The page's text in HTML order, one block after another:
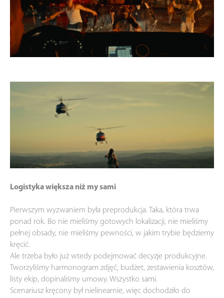
Logistyka większa niż my sami
Pierwszym wyzwaniem była preprodukcja. Taka, która trwa
ponad rok. Bo nie mieliśmy gotowych lokalizacji, nie mieliśmy
pełnej obsady, nie mieliśmy pewności, w jakim trybie będziemy
kręcić.
Ale trzeba było już wtedy podejmować decyzje produkcyjne.
Tworzyliśmy harmonogram zdjęć, budżet, zestawienia kosztów,
listy ekip, dopinaliśmy umowy. Wszystko sami.
Scenariusz kręcony był nielinearnie, więc dochodziło do